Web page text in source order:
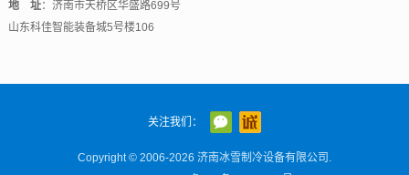
地 址：济南市天桥区华盛路699号
山东科佳智能装备城5号楼106
关注我们：
Copyright © 2006-2026 济南冰雪制冷设备有限公司.